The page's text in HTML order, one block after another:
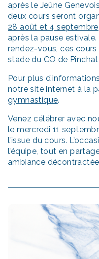
après le Jeûne
deux cours seront
28 août et 4 septembre
après la pause
rendez-vous, ces cours
stade du CO de
Pour plus
notre site internet à la
gymnastique.
Venez célébrer avec
le mercredi 11
l’issue du cours.
l’équipe, tout en
ambiance